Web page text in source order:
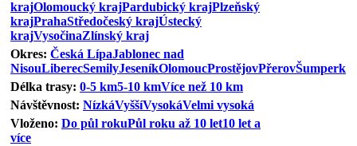
krajOlomoucký krajPardubický krajPlzeňský
krajPrahaStředočeský krajÚstecký
krajVysočinaZlínský kraj
Okres: Česká LípaJablonec nad
NisouLiberecSemilyJeseníkOlomoucProstějovPřerovŠumperk
Délka trasy: 0-5 km5-10 kmVíce než 10 km
Návštěvnost: NízkáVyššíVysokáVelmi vysoká
Vloženo: Do půl rokuPůl roku až 10 let10 let a
více